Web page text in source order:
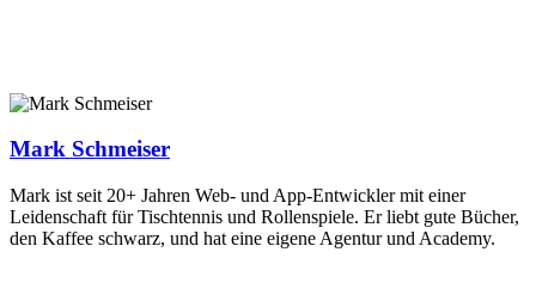
Mark Schmeiser
Mark ist seit 20+ Jahren Web- und App-Entwickler mit einer
Leidenschaft für Tischtennis und Rollenspiele. Er liebt gute Bücher,
den Kaffee schwarz, und hat eine eigene Agentur und Academy.